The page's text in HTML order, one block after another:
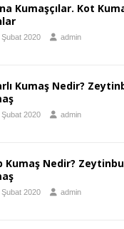
Kumaşçılar. Kot
Şubat 2020 admin
Kumaş Nedir?
Şubat 2020 admin
Kumaş Nedir?
Şubat 2020 admin